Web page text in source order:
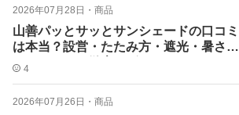
2026年07月28日 ・ 商品
山善パッとサッとサンシェードの口コミ
は本当？設営・たたみ方・遮光・暑さ・
デメリットを徹底レビュー
4
2026年07月26日 ・ 商品